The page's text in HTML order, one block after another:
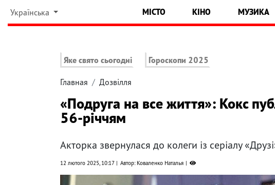
Українська МІСТО КІНО МУЗИКА
Яке свято сьогодні Гороскопи 2025
Главная Дозвілля
«Подруга на все життя»: Кокс
56-річчям
Акторка звернулася до колеги із серіалу
12 лютого 2025, 10:17 Автор: Коваленко Наталья